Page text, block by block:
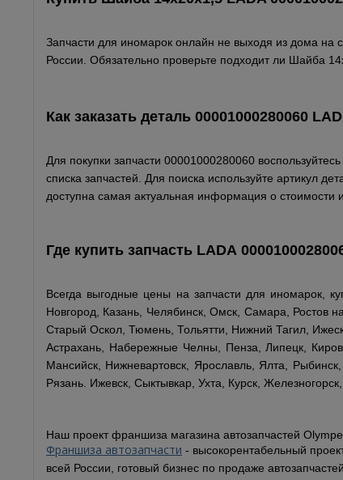
Запчасти для иномарок онлайн не выходя из дома на
России. Обязательно проверьте подходит ли Шайба
Как заказать деталь 00001000280060
Для покупки запчасти 00001000280060
списка запчастей. Для поиска используйте артикул
доступна самая актуальная информация о стоимости
Где купить запчасть LADA
Всегда выгодные цены на запчасти для иномарок,
Новгород, Казань, Челябинск, Омск, Самара, Ростов
Старый Оскол, Тюмень, Тольятти, Нижний Тагил,
Астрахань, Набережные Челны, Пенза, Липецк,
Мансийск, Нижневартовск, Ярославль, Ялта,
Рязань. Ижевск, Сыктывкар, Ухта, Курск,
Наш проект франшиза магазина автозапчастей
Франшиза автозапчасти - высокорентабельный
всей России, готовый бизнес по продаже